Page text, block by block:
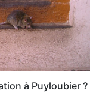
à Puyloubier ?